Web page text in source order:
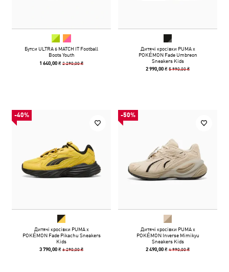
Бутси ULTRA 6 MATCH IT Football
Boots Youth
1 640,00 ₴2 290,00 ₴
Дитячі кросівки PUMA x
POKÉMON Fade Umbreon
Sneakers Kids
2 990,00 ₴5 990,00 ₴
-40%
Дитячі кросівки PUMA x
POKÉMON Fade Pikachu Sneakers
Kids
3 790,00 ₴6 290,00 ₴
-50%
Дитячі кросівки PUMA x
POKÉMON Inverse Mimikyu
Sneakers Kids
2 490,00 ₴4 990,00 ₴